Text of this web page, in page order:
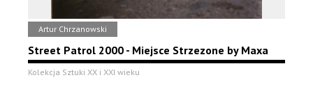
Artur Chrzanowski
Street Patrol 2000 - Miejsce Strzezone by Maxa
Kolekcja Sztuki XX i XXI wieku